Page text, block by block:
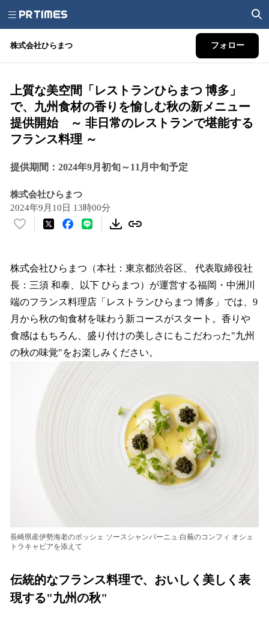
株式会社ひらまつ フォロー
上質な美空間「レストランひらまつ 博多」
で、九州食材の香りを愉しむ秋の新メニュー
提供開始 ～ 非日常のレストランで堪能する
フランス料理 ～
提供期間：2024年9月初旬～11月中旬予定
株式会社ひらまつ
2024年9月10日 13時00分
い
！
読
み
込
み
中
株式会社ひらまつ（本社：東京都渋谷区、 代表取締役社
長：三須 和泰、以下 ひらまつ）が運営する福岡・中洲川
端のフランス料理店「レストランひらまつ 博多」では、9
月から秋の旬食材を味わう新コースがスタート。香りや
食感はもちろん、盛り付けの美しさにもこだわった"九州
の秋の味覚"をお楽しみください。
長崎県産伊勢海老のポッシェ ソースシャンパーニュ 白蕪のコンフィ オシェ
トラキャビアを添えて
伝統的なフランス料理で、おいしく美しく表
現する"九州の秋"